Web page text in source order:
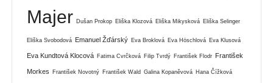
Majer Dušan Prokop Eliška Klozová Eliška Mikysková Eliška Selinger
Eliška Svobodová Emanuel Žďárský Eva Broklová Eva Höschlová Eva Klusová
Eva Kundtová Klocová Fatima Cvrčková Filip Tvrdý František Flodr František
Morkes František Novotný František Wald Galina Kopaněvová Hana Čížková